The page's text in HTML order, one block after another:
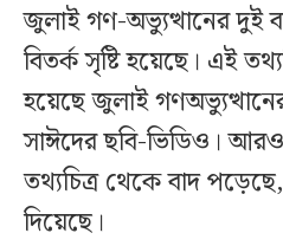
জুলাই গণ-অভ্যুত্থানের দুই
বিতর্ক সৃষ্টি হয়েছে। এই
হয়েছে জুলাই
সাঈদের ছবি-ভিডিও।
তথ্যচিত্র থেকে বাদ
দিয়েছে।